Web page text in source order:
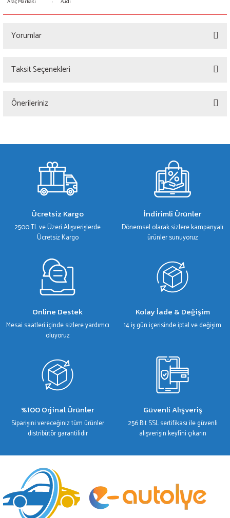
Yorumlar
Taksit Seçenekleri
Önerileriniz
gördüğünüz noktaları öneri formunu kullanarak tarafımıza iletebilirsiniz.
Ürün resmi kalitesiz, bozuk veya görüntülenemiyor.
Ürün açıklamasında eksik bilgiler bulunuyor.
Ürün fiyatı diğer sitelerden daha pahalı.
Bu ürüne benzer farklı alternatifler olmalı.
Ücretsiz Kargo
2500 TL ve Üzeri Alışverişlerde
Ücretsiz Kargo
İndirimli Ürünler
Dönemsel olarak sizlere kampanyalı
ürünler sunuyoruz
Online Destek
Mesai saatleri içinde sizlere yardımcı
oluyoruz
Kolay İade & Değişim
14 iş gün içerisinde iptal ve değişim
%100 Orjinal Ürünler
Siparişini vereceğiniz tüm ürünler
distribütör garantilidir
Güvenli Alışveriş
256 Bit SSL sertifikası ile güvenli
alışverişin keyfini çıkarın